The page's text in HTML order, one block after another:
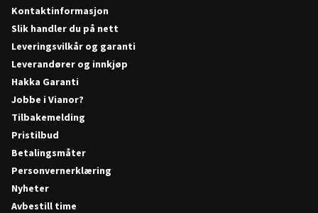
Kontaktinformasjon
Slik handler du på nett
Leveringsvilkår og garanti
Leverandører og innkjøp
Hakka Garanti
Jobbe i Vianor?
Tilbakemelding
Pristilbud
Betalingsmåter
Personvernerklæring
Nyheter
Avbestill time